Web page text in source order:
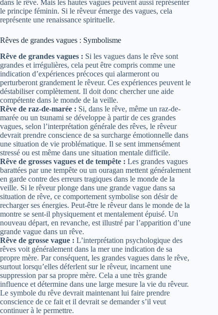
dans le rêve. Mais les hautes vagues peuvent aussi représenter
le principe féminin. Si le rêveur émerge des vagues, cela
représente une renaissance spirituelle.
Rêves de grandes vagues : Symbolisme
Rêve de grandes vagues : Si les vagues dans le rêve sont
grandes et irrégulières, cela peut être compris comme une
indication d’expériences précoces qui alarmeront ou
perturberont grandement le rêveur. Ces expériences peuvent le
déstabiliser complètement. Il doit donc chercher une aide
compétente dans le monde de la veille.
Rêve de raz-de-marée : Si, dans le rêve, même un raz-de-
marée ou un tsunami se développe à partir de ces grandes
vagues, selon l’interprétation générale des rêves, le rêveur
devrait prendre conscience de sa surcharge émotionnelle dans
une situation de vie problématique. Il se sent immensément
stressé ou est même dans une situation mentale difficile.
Rêve de grosses vagues et de tempête : Les grandes vagues
barattées par une tempête ou un ouragan mettent généralement
en garde contre des erreurs tragiques dans le monde de la
veille. Si le rêveur plonge dans une grande vague dans sa
situation de rêve, ce comportement symbolise son désir de
recharger ses énergies. Peut-être le rêveur dans le monde de la
montre se sent-il physiquement et mentalement épuisé. Un
nouveau départ, en revanche, est illustré par l’apparition d’une
grande vague dans un rêve.
Rêve de grosse vague : L’interprétation psychologique des
rêves voit généralement dans la mer une indication de sa
propre mère. Par conséquent, les grandes vagues dans le rêve,
surtout lorsqu’elles déferlent sur le rêveur, incarnent une
suppression par sa propre mère. Cela a une très grande
influence et détermine dans une large mesure la vie du rêveur.
Le symbole du rêve devrait maintenant lui faire prendre
conscience de ce fait et il devrait se demander s’il veut
continuer à le permettre.